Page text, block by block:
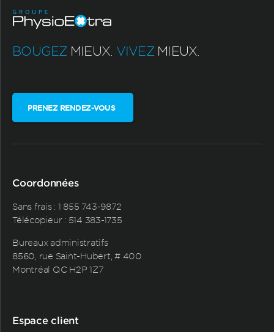
BOUGEZ MIEUX. VIVEZ MIEUX.
PRENEZ RENDEZ-VOUS
Coordonnées
Sans frais : 1 855 743-9872
Télécopieur : 514 383-1735
Bureaux administratifs
8560, rue Saint-Hubert, # 400
Montréal QC H2P 1Z7
Espace client